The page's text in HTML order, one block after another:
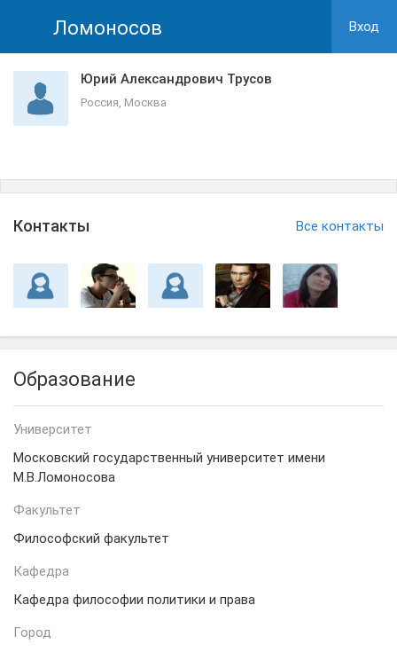
Ломоносов Вход
Юрий Александрович Трусов
Россия, Москва
Контакты Все контакты
Образование
Университет
Московский государственный университет имени
М.В.Ломоносова
Факультет
Философский факультет
Кафедра
Кафедра философии политики и права
Город